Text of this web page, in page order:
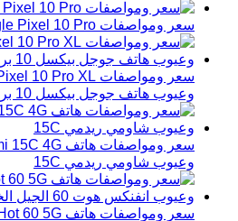
سعر ومواصفات Google Pixel 10 Pro – ميزاته وعيوبه
وعيوب هاتف جوجل بيكسل 10 برو إكس ال
وعيوب شاومي ريدمي 15C